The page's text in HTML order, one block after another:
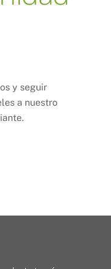
y seguir
a nuestro